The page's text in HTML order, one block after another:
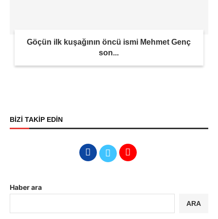
Göçün ilk kuşağının öncü ismi Mehmet Genç
son...
BİZİ TAKİP EDİN
Haber ara
ARA